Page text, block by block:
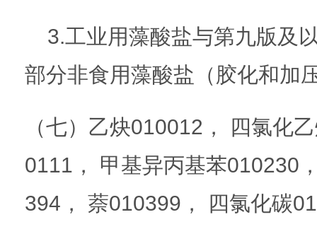
3.工业用藻酸盐与第九版及
部分非食用藻酸盐（胶化和加
（七）乙炔010012， 四氯化
0111， 甲基异丙基苯010230
394， 萘010399， 四氯化碳